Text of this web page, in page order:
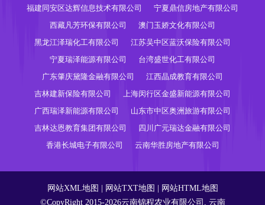
福建同安区达辉信息技术有限公司
宁夏鼎信房地产有限公司
西藏凡芳环保有限公司
澳门玉娇文化有限公司
黑龙江泽瑞化工有限公司
江苏吴中区蓝沃保险有限公司
宁夏瑞泽能源有限公司
台湾盛世化工有限公司
广东肇庆黛隆金融有限公司
江西晶成教育有限公司
吉林建新保险有限公司
上海闵行区金盛新能源有限公司
广西瑞泽新能源有限公司
山东市中区奥洲旅游有限公司
吉林达恩教育集团有限公司
四川广元瑞达金融有限公司
香港长城电子有限公司
云南华胜房地产有限公司
网站XML地图 网站TXT地图
网站HTML地图
©CopyRight 2015-2026云南锦程农业有限公司, 云南